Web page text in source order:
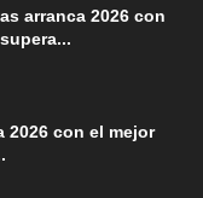
arranca 2026 con
2026 con el mejor